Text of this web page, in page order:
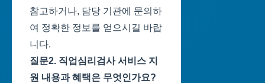
참고하거나, 담당 기관에 문의하
여 정확한 정보를 얻으시길 바랍
니다.
질문2. 직업심리검사 서비스 지
원 내용과 혜택은 무엇인가요?